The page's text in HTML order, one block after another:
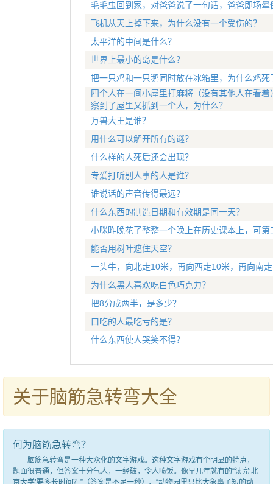
毛毛虫回到家，对爸爸说了一句话，爸爸即场
飞机从天上掉下来，为什么没有一个受伤的？
太平洋的中间是什么？
世界上最小的岛是什么？
把一只鸡和一只鹅同时放在冰箱里，为什么鸡死
四个人在一间小屋里打麻将（没有其他人在看
察到了屋里又抓到一个人，为什么？
万兽大王是谁？
用什么可以解开所有的谜？
什么样的人死后还会出现？
专爱打听别人事的人是谁？
谁说话的声音传得最远？
什么东西的制造日期和有效期是同一天？
小咪昨晚花了整整一个晚上在历史课本上，可
能否用树叶遮住天空？
一头牛，向北走10米，再向西走10米，再向南
为什么黑人喜欢吃白色巧克力？
把8分成两半，是多少？
口吃的人最吃亏的是？
什么东西使人哭笑不得？
关于脑筋急转弯大全
何为脑筋急转弯？
脑筋急转弯是一种大众化的文字游戏。这种文字游戏有个明显的特点，
题面很普通，但答案十分气人，一经破，令人喷饭。像早几年就有的“读完‘北
京大学’要多长时间？”（答案是不足一秒）、“动物园里只比大象鼻子短的动